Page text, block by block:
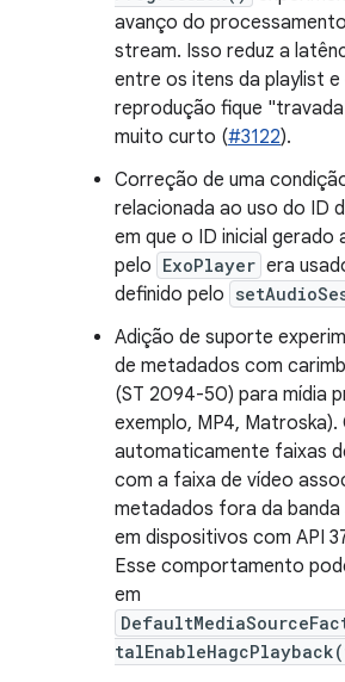
avanço do
stream. Isso reduz a
entre os itens da playlist e
reprodução fique
muito curto (#3122).
Correção de uma
relacionada ao uso do ID
em que o ID inicial
pelo ExoPlayer era
definido pelo
Adição de suporte
de metadados com
(ST 2094-50) para mídia
exemplo, MP4, Matroska).
automaticamente faixas
com a faixa de vídeo
metadados fora da
em dispositivos com API
Esse comportamento
em